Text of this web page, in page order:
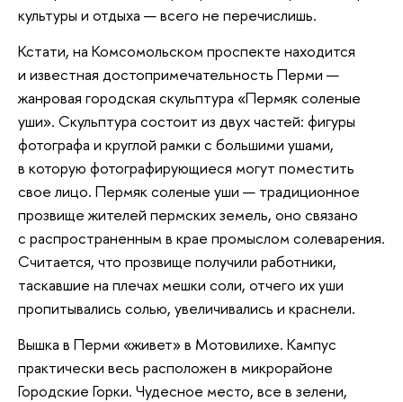
культуры и отдыха — всего не перечислишь.
Кстати, на Комсомольском проспекте находится
и известная достопримечательность Перми —
жанровая городская скульптура «Пермяк соленые
уши». Скульптура состоит из двух частей: фигуры
фотографа и круглой рамки с большими ушами,
в которую фотографирующиеся могут поместить
свое лицо. Пермяк соленые уши — традиционное
прозвище жителей пермских земель, оно связано
с распространенным в крае промыслом солеварения.
Считается, что прозвище получили работники,
таскавшие на плечах мешки соли, отчего их уши
пропитывались солью, увеличивались и краснели.
Вышка в Перми «живет» в Мотовилихе. Кампус
практически весь расположен в микрорайоне
Городские Горки. Чудесное место, все в зелени,